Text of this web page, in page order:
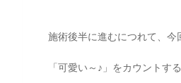
施術後半に進むにつれて、今
「可愛い～♪」をカウントす